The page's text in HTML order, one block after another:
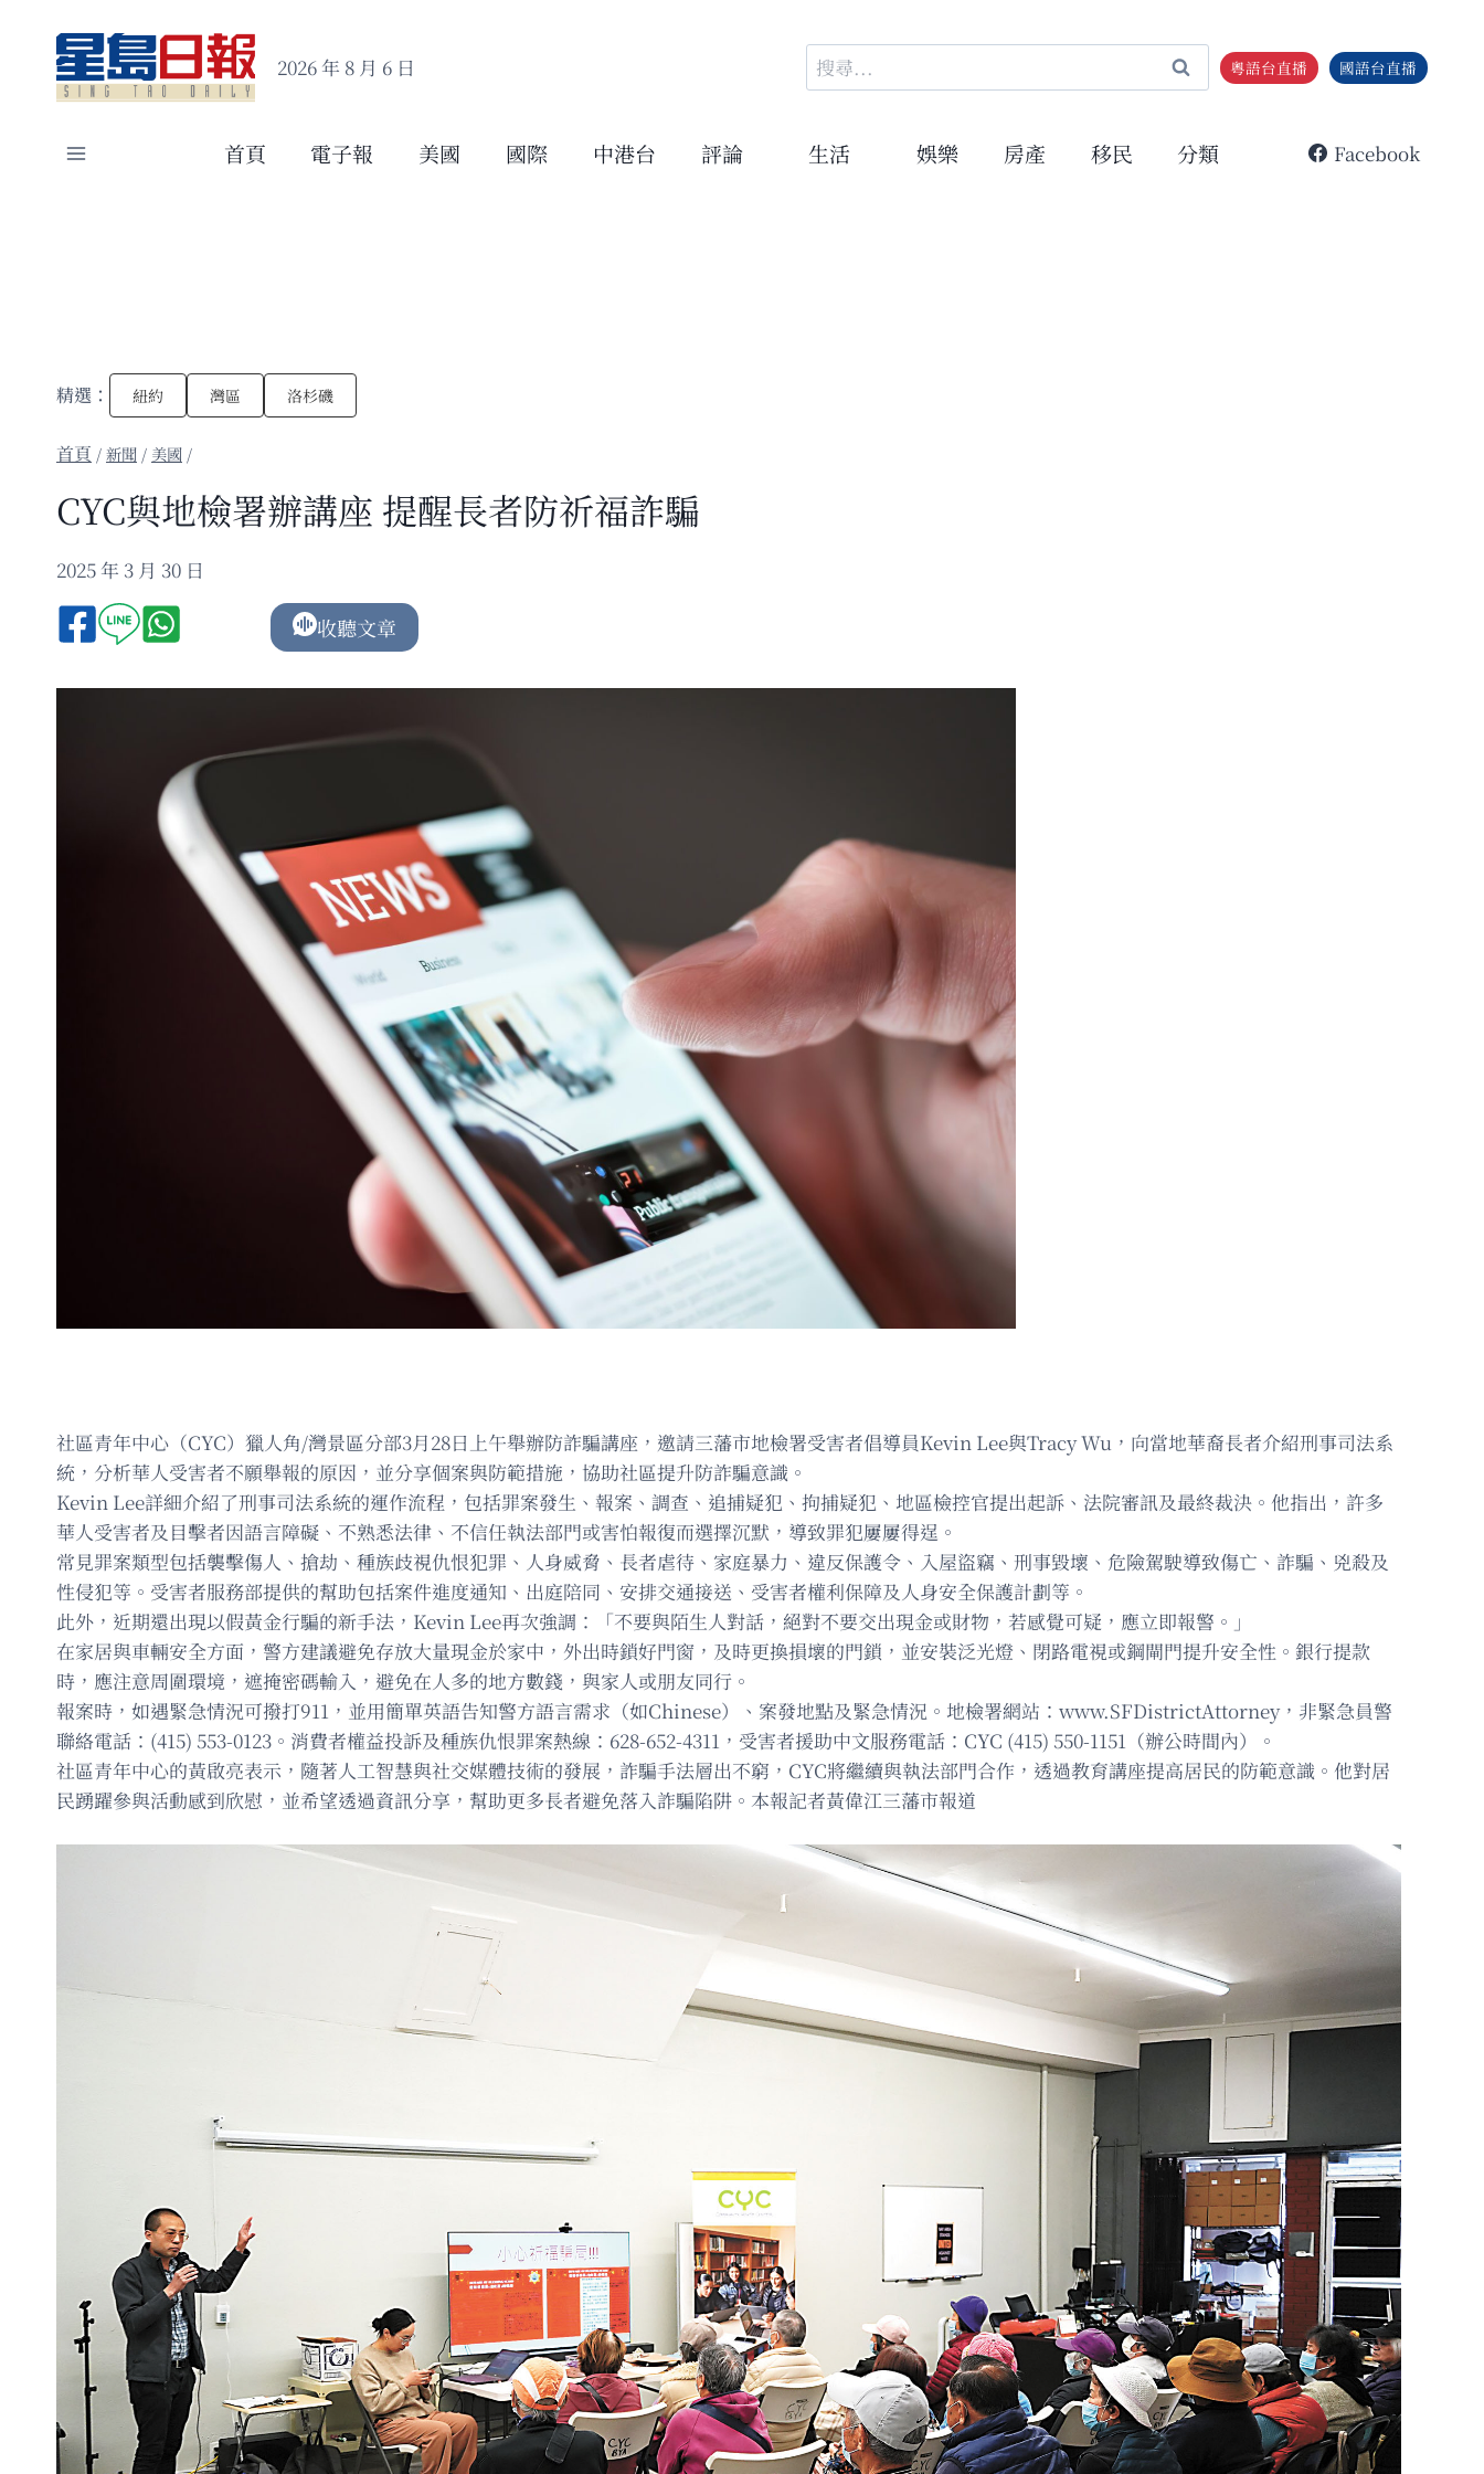
content
2026 年 8 月 6 日
搜
尋
鍵
粵語台直播 國語台直播
首頁 電子報 美國 國際 中港台 評論 生活 娛樂 房產 移民 分類 Facebook
精選： 紐約 灣區 洛杉磯
/新聞 / 美國 /
CYC與地檢署辦講座 提醒長者防祈福詐騙
2025 年 3 月 30 日
收聽文章
社區青年中心（CYC）獵人角/灣景區分部3月28日上午舉辦防詐騙講座，邀請三藩市地檢署受害者倡導員Kevin Lee與Tracy Wu，向當地華裔長者介紹刑事司法系
統，分析華人受害者不願舉報的原因，並分享個案與防範措施，協助社區提升防詐騙意識。
Kevin Lee詳細介紹了刑事司法系統的運作流程，包括罪案發生、報案、調查、追捕疑犯、拘捕疑犯、地區檢控官提出起訴、法院審訊及最終裁決。他指出，許多
華人受害者及目擊者因語言障礙、不熟悉法律、不信任執法部門或害怕報復而選擇沉默，導致罪犯屢屢得逞。
常見罪案類型包括襲擊傷人、搶劫、種族歧視仇恨犯罪、人身威脅、長者虐待、家庭暴力、違反保護令、入屋盜竊、刑事毀壞、危險駕駛導致傷亡、詐騙、兇殺及
性侵犯等。受害者服務部提供的幫助包括案件進度通知、出庭陪同、安排交通接送、受害者權利保障及人身安全保護計劃等。
此外，近期還出現以假黃金行騙的新手法，Kevin Lee再次強調：「不要與陌生人對話，絕對不要交出現金或財物，若感覺可疑，應立即報警。」
在家居與車輛安全方面，警方建議避免存放大量現金於家中，外出時鎖好門窗，及時更換損壞的門鎖，並安裝泛光燈、閉路電視或鋼閘門提升安全性。銀行提款
時，應注意周圍環境，遮掩密碼輸入，避免在人多的地方數錢，與家人或朋友同行。
報案時，如遇緊急情況可撥打911，並用簡單英語告知警方語言需求（如Chinese）、案發地點及緊急情況。地檢署網站：www.SFDistrictAttorney，非緊急員警
聯絡電話：(415) 553-0123。消費者權益投訴及種族仇恨罪案熱線：628-652-4311，受害者援助中文服務電話：CYC (415) 550-1151（辦公時間內）。
社區青年中心的黃啟亮表示，隨著人工智慧與社交媒體技術的發展，詐騙手法層出不窮，CYC將繼續與執法部門合作，透過教育講座提高居民的防範意識。他對居
民踴躍參與活動感到欣慰，並希望透過資訊分享，幫助更多長者避免落入詐騙陷阱。本報記者黃偉江三藩市報道